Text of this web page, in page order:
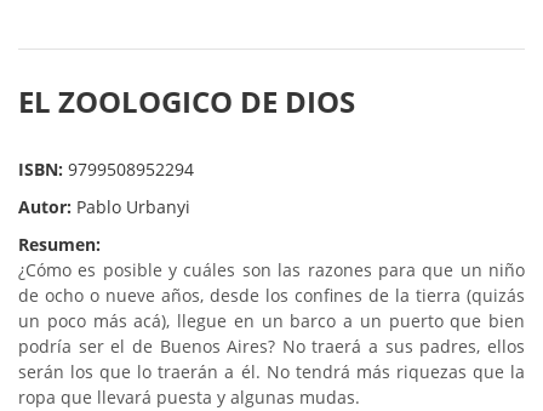
EL ZOOLOGICO DE DIOS
ISBN: 9799508952294
Autor: Pablo Urbanyi
Resumen:
¿Cómo es posible y cuáles son las razones para que un niño
de ocho o nueve años, desde los confines de la tierra (quizás
un poco más acá), llegue en un barco a un puerto que bien
podría ser el de Buenos Aires? No traerá a sus padres, ellos
serán los que lo traerán a él. No tendrá más riquezas que la
ropa que llevará puesta y algunas mudas.